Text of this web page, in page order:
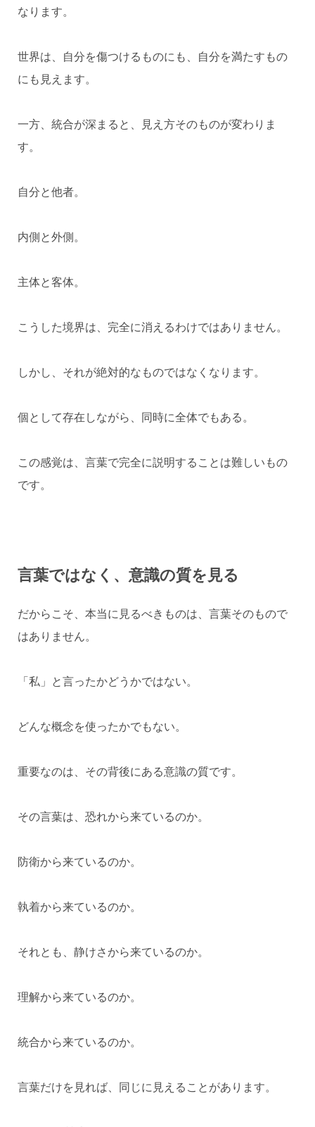
なります。
世界は、自分を傷つけるものにも、自分を満たすもの
にも見えます。
一方、統合が深まると、見え方そのものが変わりま
す。
自分と他者。
内側と外側。
主体と客体。
こうした境界は、完全に消えるわけではありません。
しかし、それが絶対的なものではなくなります。
個として存在しながら、同時に全体でもある。
この感覚は、言葉で完全に説明することは難しいもの
です。
言葉ではなく、意識の質を見る
だからこそ、本当に見るべきものは、言葉そのもので
はありません。
「私」と言ったかどうかではない。
どんな概念を使ったかでもない。
重要なのは、その背後にある意識の質です。
その言葉は、恐れから来ているのか。
防衛から来ているのか。
執着から来ているのか。
それとも、静けさから来ているのか。
理解から来ているのか。
統合から来ているのか。
言葉だけを見れば、同じに見えることがあります。